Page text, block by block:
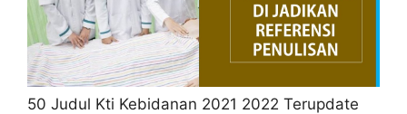
50 Judul Kti Kebidanan 2021 2022 Terupdate